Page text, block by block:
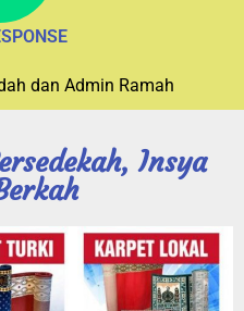
dan Admin Ramah
Insya